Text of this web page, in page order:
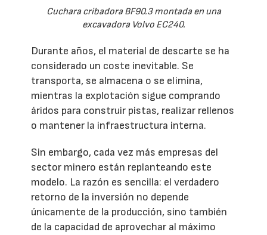
Cuchara cribadora BF90.3 montada en una
excavadora Volvo EC240.
Durante años, el material de descarte se ha
considerado un coste inevitable. Se
transporta, se almacena o se elimina,
mientras la explotación sigue comprando
áridos para construir pistas, realizar rellenos
o mantener la infraestructura interna.
Sin embargo, cada vez más empresas del
sector minero están replanteando este
modelo. La razón es sencilla: el verdadero
retorno de la inversión no depende
únicamente de la producción, sino también
de la capacidad de aprovechar al máximo